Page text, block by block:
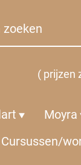
( prijzen
Moyra
Cursussen/